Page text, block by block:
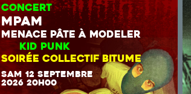
CONCERT
mpam
MENACE PÂTE À MODELER
KID PUNK
SOIRÉE COLLECTIF BITUME
SAM 12 SEPTEMBRE
2026 20H00